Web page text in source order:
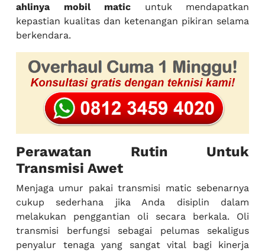
ahlinya mobil matic untuk mendapatkan
kepastian kualitas dan ketenangan pikiran selama
berkendara.
Perawatan Rutin Untuk
Transmisi Awet
Menjaga umur pakai transmisi matic sebenarnya
cukup sederhana jika Anda disiplin dalam
melakukan penggantian oli secara berkala. Oli
transmisi berfungsi sebagai pelumas sekaligus
penyalur tenaga yang sangat vital bagi kinerja